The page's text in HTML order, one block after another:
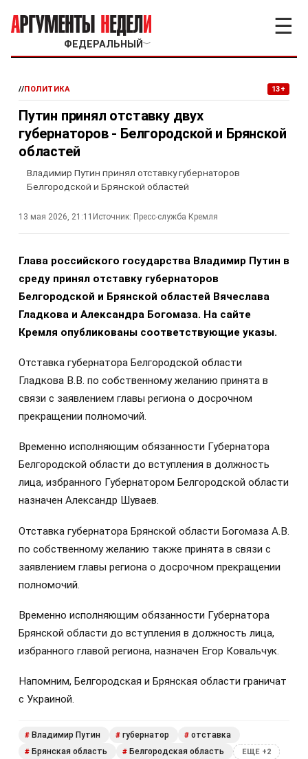
ФЕДЕРАЛЬНЫЙ ﹀
☰
//ПОЛИТИКА 13+
Путин принял отставку двух
губернаторов - Белгородской и Брянской
областей
Владимир Путин принял отставку губернаторов
Белгородской и Брянской областей
13 мая 2026, 21:11 Источник: Пресс-служба Кремля
Глава российского государства Владимир Путин в
среду принял отставку губернаторов
Белгородской и Брянской областей Вячеслава
Гладкова и Александра Богомаза. На сайте
Кремля опубликованы соответствующие указы.
Отставка губернатора Белгородской области
Гладкова В.В. по собственному желанию принята в
связи с заявлением главы региона о досрочном
прекращении полномочий.
Временно исполняющим обязанности Губернатора
Белгородской области до вступления в должность
лица, избранного Губернатором Белгородской области
назначен Александр Шуваев.
Отставка губернатора Брянской области Богомаза А.В.
по собственному желанию также принята в связи с
заявлением главы региона о досрочном прекращении
полномочий.
Временно исполняющим обязанности Губернатора
Брянской области до вступления в должность лица,
избранного главой региона, назначен Егор Ковальчук.
Напомним, Белгородская и Брянская области граничат
с Украиной.
# Владимир Путин # губернатор # отставка
# Брянская область # Белгородская область ЕЩЕ +2